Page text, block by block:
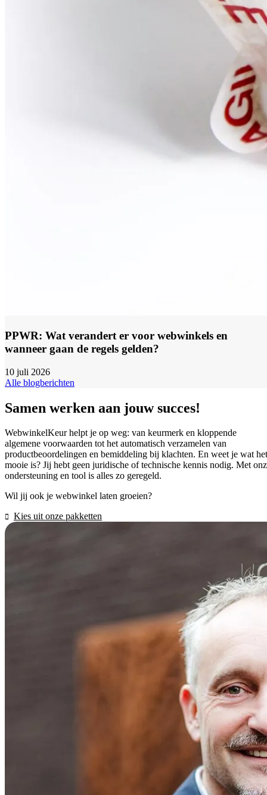
PPWR: Wat verandert er voor webwinkels en
wanneer gaan de regels gelden?
10 juli 2026
Alle blogberichten
Samen werken aan jouw succes!
WebwinkelKeur helpt je op weg: van keurmerk en kloppende
algemene voorwaarden tot het automatisch verzamelen van
productbeoordelingen en bemiddeling bij klachten. En weet je wat het
mooie is? Jij hebt geen juridische of technische kennis nodig. Met
ondersteuning en tool is alles zo geregeld.
Wil jij ook je webwinkel laten groeien?
Kies uit onze pakketten